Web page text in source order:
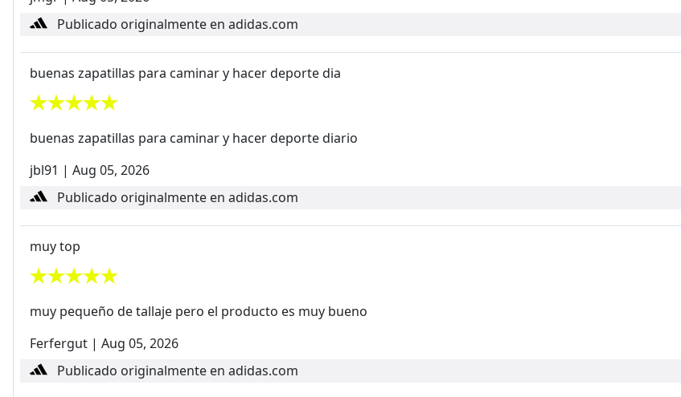
Publicado originalmente en adidas.com
buenas zapatillas para caminar y hacer deporte dia
buenas zapatillas para caminar y hacer deporte diario
jbl91 | Aug 05, 2026
Publicado originalmente en adidas.com
muy top
muy pequeño de tallaje pero el producto es muy bueno
Ferfergut | Aug 05, 2026
Publicado originalmente en adidas.com